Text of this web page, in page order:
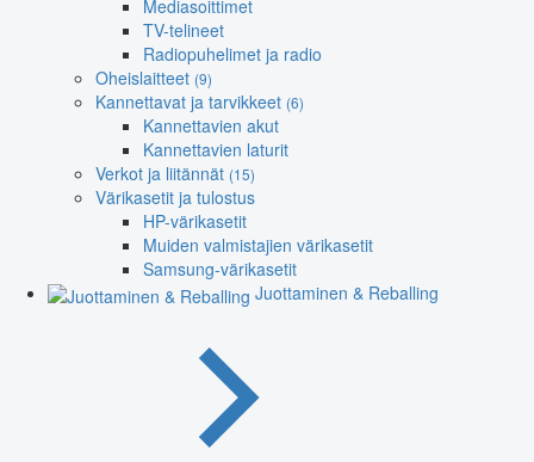
Mediasoittimet
TV-telineet
Radiopuhelimet ja radio
Oheislaitteet (9)
Kannettavat ja tarvikkeet (6)
Kannettavien akut
Kannettavien laturit
Verkot ja liitännät (15)
Värikasetit ja tulostus
HP-värikasetit
Muiden valmistajien värikasetit
Samsung-värikasetit
Juottaminen & Reballing